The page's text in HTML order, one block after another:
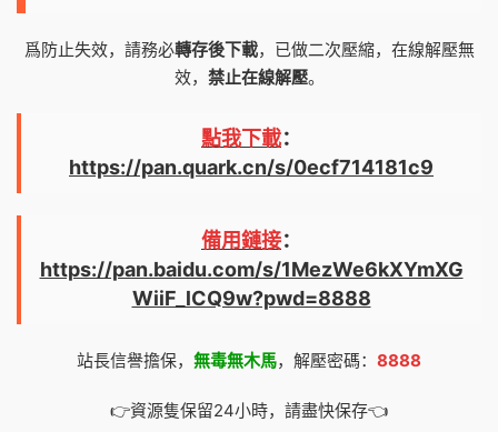
爲防止失效，請務必轉存後下載，已做二次壓縮，在線解壓無
效， 禁止在線解壓。
點我下載：
https://pan.quark.cn/s/0ecf714181c9
備用鏈接：
https://pan.baidu.com/s/1MezWe6kXYmXG
WiiF_lCQ9w?pwd=8888
站長信譽擔保， 無毒無木馬，解壓密碼： 8888
👉資源隻保留24小時，請盡快保存👈